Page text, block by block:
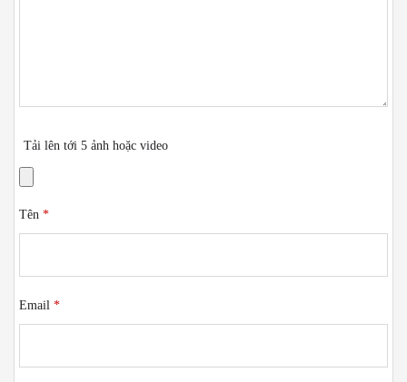
Tải lên tới 5 ảnh hoặc video
Tên *
Email *